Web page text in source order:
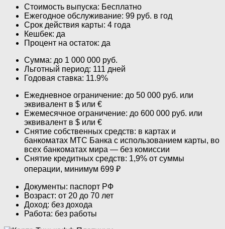
Стоимость выпуска: Бесплатно
Ежегодное обслуживание: 99 руб. в год
Срок действия карты: 4 года
Кешбек: да
Процент на остаток: да
Сумма: до 1 000 000 руб.
Льготный период: 111 дней
Годовая ставка: 11.9%
Ежедневное ограничение: до 50 000 руб. или
эквивалент в $ или €
Ежемесячное ограничение: до 600 000 руб. или
эквивалент в $ или €
Снятие собственных средств: в картах и
банкоматах МТС Банка с использованием карты, во
всех банкоматах мира — без комиссии
Снятие кредитных средств: 1,9% от суммы
операции, минимум 699 ₽
Документы: паспорт РФ
Возраст: от 20 до 70 лет
Доход: без дохода
Работа: без работы